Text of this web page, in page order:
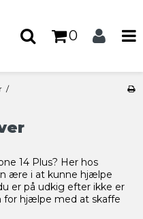
0
/
14 Plus? Her hos
ære i at kunne hjælpe
er på udkig efter ikke er
for hjælpe med at skaffe